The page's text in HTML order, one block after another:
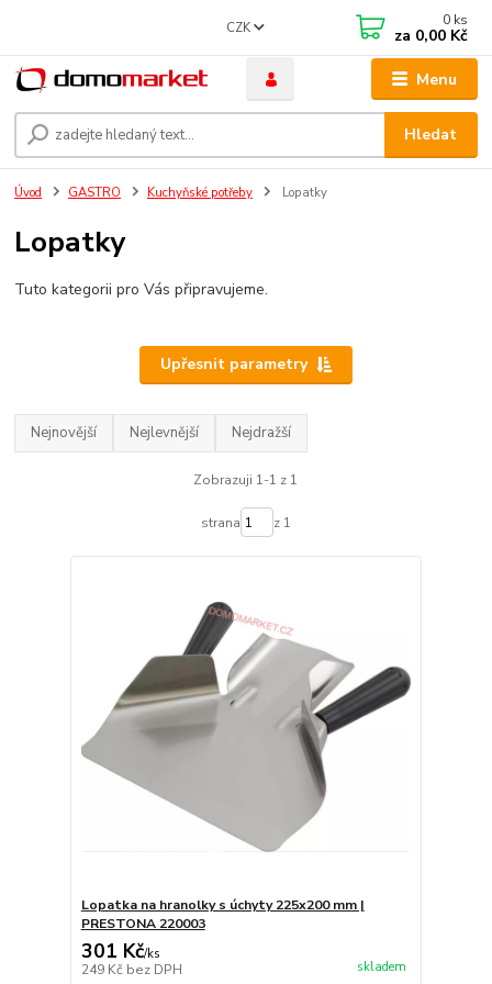
Menu
CZK
Hledat
0 ks
za 0,00 Kč
Úvod GASTRO Kuchyňské potřeby Lopatky
Lopatky
Tuto kategorii pro Vás připravujeme.
Upřesnit parametry
Nejnovější Nejlevnější Nejdražší
Zobrazuji 1-1 z 1
strana z 1
Lopatka na hranolky s úchyty 225x200 mm |
PRESTONA 220003
301 Kč/ks
249 Kč bez DPH skladem